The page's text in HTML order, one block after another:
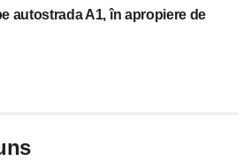
autostrada A1, în apropiere de